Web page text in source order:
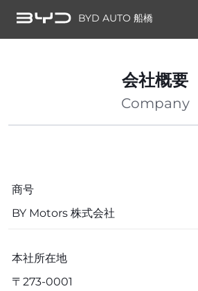
BYD AUTO 船橋
会社概要
Company
商号
BY Motors 株式会社
本社所在地
〒273-0001